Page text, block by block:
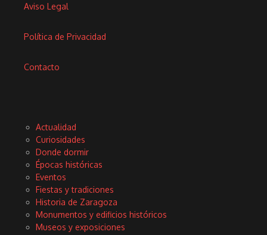
Aviso Legal
Política de Privacidad
Contacto
Actualidad
Curiosidades
Donde dormir
Épocas históricas
Eventos
Fiestas y tradiciones
Historia de Zaragoza
Monumentos y edificios históricos
Museos y exposiciones